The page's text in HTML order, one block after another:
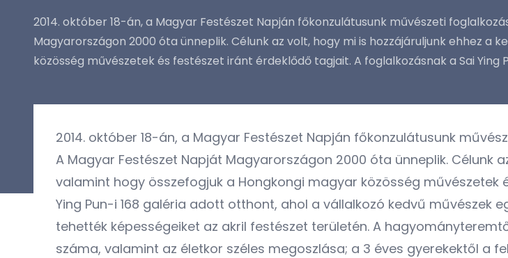
2014. október 18-án, a Magyar Festészet Napján főkonzulátusunk művészeti
Magyarországon 2000 óta ünneplik. Célunk az volt, hogy mi is hozzájáruljunk ehhez a
közösség művészetek és festészet iránt érdeklődő tagjait. A foglalkozásnak a Sai Ying
2014. október 18-án, a Magyar Festészet Napján főkonzulátusunk
A Magyar Festészet Napját Magyarországon 2000 óta ünneplik. Célunk
valamint hogy összefogjuk a Hongkongi magyar közösség
Ying Pun-i 168 galéria adott otthont, ahol a vállalkozó kedvű művészek
tehették képességeiket az akril festészet területén. A
száma, valamint az életkor széles megoszlása; a 3 éves gyerekektől a